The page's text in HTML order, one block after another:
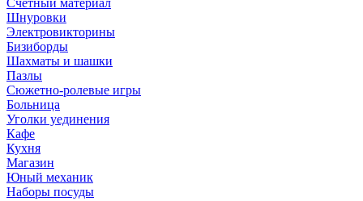
Счетный материал
Шнуровки
Электровикторины
Бизиборды
Шахматы и шашки
Пазлы
Сюжетно-ролевые игры
Больница
Уголки уединения
Кафе
Кухня
Магазин
Юный механик
Наборы посуды